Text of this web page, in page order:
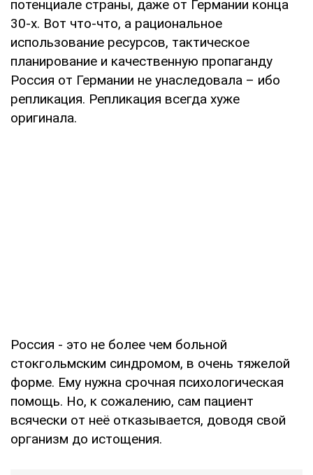
потенциале страны, даже от Германии конца
30-х. Вот что-что, а рациональное
использование ресурсов, тактическое
планирование и качественную пропаганду
Россия от Германии не унаследовала – ибо
репликация. Репликация всегда хуже
оригинала.
Россия - это не более чем больной
стокгольмским синдромом, в очень тяжелой
форме. Ему нужна срочная психологическая
помощь. Но, к сожалению, сам пациент
всячески от неё отказывается, доводя свой
организм до истощения.